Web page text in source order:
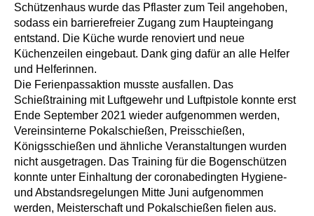
Schützenhaus wurde das Pflaster zum Teil angehoben,
sodass ein barrierefreier Zugang zum Haupteingang
entstand. Die Küche wurde renoviert und neue
Küchenzeilen eingebaut. Dank ging dafür an alle Helfer
und Helferinnen.
Die Ferienpassaktion musste ausfallen. Das
Schießtraining mit Luftgewehr und Luftpistole konnte erst
Ende September 2021 wieder aufgenommen werden,
Vereinsinterne Pokalschießen, Preisschießen,
Königsschießen und ähnliche Veranstaltungen wurden
nicht ausgetragen. Das Training für die Bogenschützen
konnte unter Einhaltung der coronabedingten Hygiene‐
und Abstandsregelungen Mitte Juni aufgenommen
werden, Meisterschaft und Pokalschießen fielen aus.